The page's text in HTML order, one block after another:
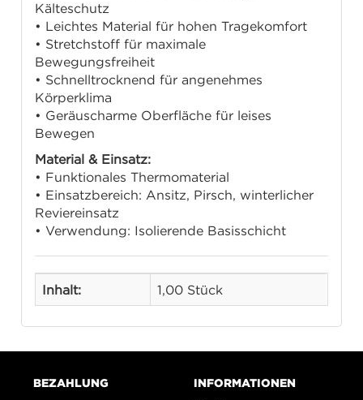
Kälteschutz
• Leichtes Material für hohen Tragekomfort
• Stretchstoff für maximale
Bewegungsfreiheit
• Schnelltrocknend für angenehmes
Körperklima
• Geräuscharme Oberfläche für leises
Bewegen
Material & Einsatz:
• Funktionales Thermomaterial
• Einsatzbereich: Ansitz, Pirsch, winterlicher
Reviereinsatz
• Verwendung: Isolierende Basisschicht
Inhalt: 1,00 Stück
BEZAHLUNG INFORMATIONEN